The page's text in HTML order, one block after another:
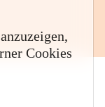
Cookies